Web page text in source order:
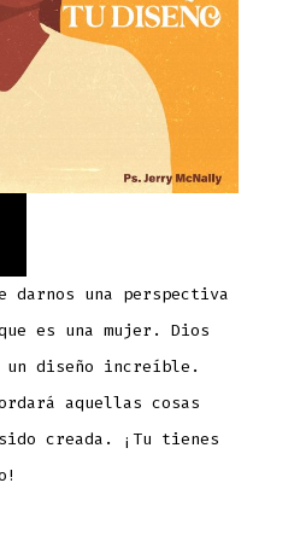
darnos una perspectiva
es una mujer. Dios
un diseño increíble.
aquellas cosas
creada. ¡Tu tienes